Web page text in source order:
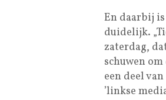
En daarbij
duidelijk.
zaterdag,
schuwen
een deel
’linkse